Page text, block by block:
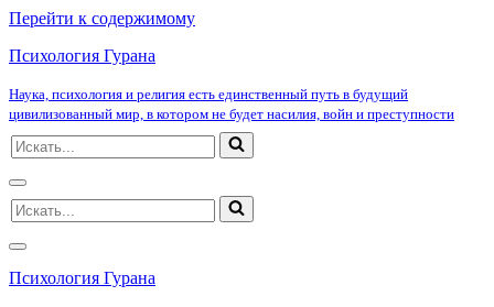
Перейти к содержимому
Психология Гурана
Наука, психология и религия есть единственный путь в будущий
цивилизованный мир, в котором не будет насилия, войн и преступности
Искать...
Меню
навигации
Искать...
Меню
навигации
Психология Гурана